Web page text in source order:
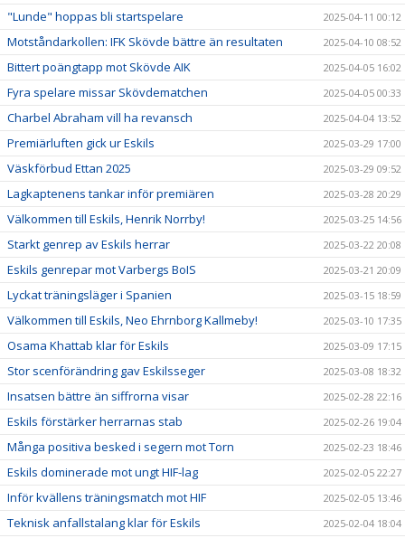
"Lunde" hoppas bli startspelare 2025-04-11 00:12
Motståndarkollen: IFK Skövde bättre än resultaten 2025-04-10 08:52
Bittert poängtapp mot Skövde AIK 2025-04-05 16:02
Fyra spelare missar Skövdematchen 2025-04-05 00:33
Charbel Abraham vill ha revansch 2025-04-04 13:52
Premiärluften gick ur Eskils 2025-03-29 17:00
Väskförbud Ettan 2025 2025-03-29 09:52
Lagkaptenens tankar inför premiären 2025-03-28 20:29
Välkommen till Eskils, Henrik Norrby! 2025-03-25 14:56
Starkt genrep av Eskils herrar 2025-03-22 20:08
Eskils genrepar mot Varbergs BoIS 2025-03-21 20:09
Lyckat träningsläger i Spanien 2025-03-15 18:59
Välkommen till Eskils, Neo Ehrnborg Kallmeby! 2025-03-10 17:35
Osama Khattab klar för Eskils 2025-03-09 17:15
Stor scenförändring gav Eskilsseger 2025-03-08 18:32
Insatsen bättre än siffrorna visar 2025-02-28 22:16
Eskils förstärker herrarnas stab 2025-02-26 19:04
Många positiva besked i segern mot Torn 2025-02-23 18:46
Eskils dominerade mot ungt HIF-lag 2025-02-05 22:27
Inför kvällens träningsmatch mot HIF 2025-02-05 13:46
Teknisk anfallstalang klar för Eskils 2025-02-04 18:04